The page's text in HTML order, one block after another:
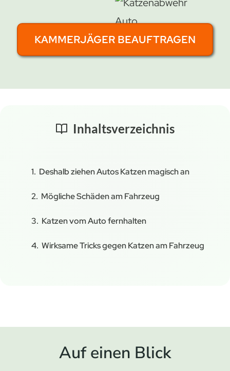
KAMMERJÄGER BEAUFTRAGEN
Inhaltsverzeichnis
Deshalb ziehen Autos Katzen magisch an
Mögliche Schäden am Fahrzeug
Katzen vom Auto fernhalten
Wirksame Tricks gegen Katzen am Fahrzeug
Auf einen Blick